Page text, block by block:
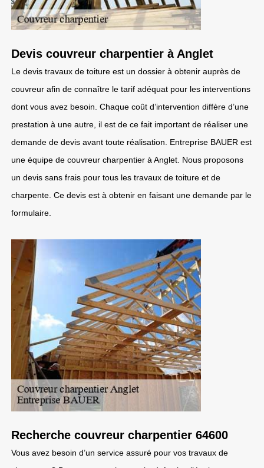
Devis couvreur charpentier à Anglet
Le devis travaux de toiture est un dossier à obtenir auprès de
couvreur afin de connaître le tarif adéquat pour les interventions
dont vous avez besoin. Chaque coût d’intervention diffère d’une
prestation à une autre, il est de ce fait important de réaliser une
demande de devis avant toute réalisation. Entreprise BAUER est
une équipe de couvreur charpentier à Anglet. Nous proposons
un devis sans frais pour tous les travaux de toiture et de
charpente. Ce devis est à obtenir en faisant une demande par le
formulaire.
Recherche couvreur charpentier 64600
Vous avez besoin d’un service assuré pour vos travaux de